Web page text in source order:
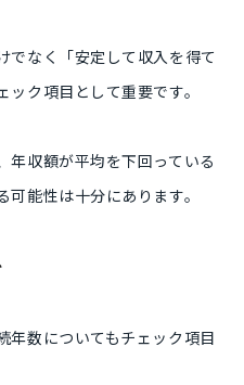
でなく「安定して収入を得て
ク項目として重要です。
年収額が平均を下回っている
能性は十分にあります。
年数についてもチェック項目